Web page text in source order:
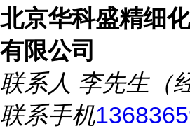
北京华科盛精细
有限公司
联系人 李先生（
联系手机